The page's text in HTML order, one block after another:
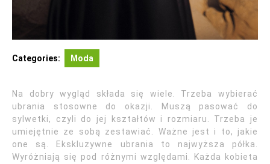
Categories: Moda
Na dobry wygląd składa się wiele. Trzeba wybierać
ubrania stosowne do okazji. Muszą pasować do
sylwetki, czyli do jej kształtów i rozmiaru. Trzeba je
umiejętnie ze sobą zestawiać. Ważne jest i to, jakie
one są. Ekskluzywne ubrania to najwyższa półka.
Wyróżniają się pod różnymi względami. Każda kobieta